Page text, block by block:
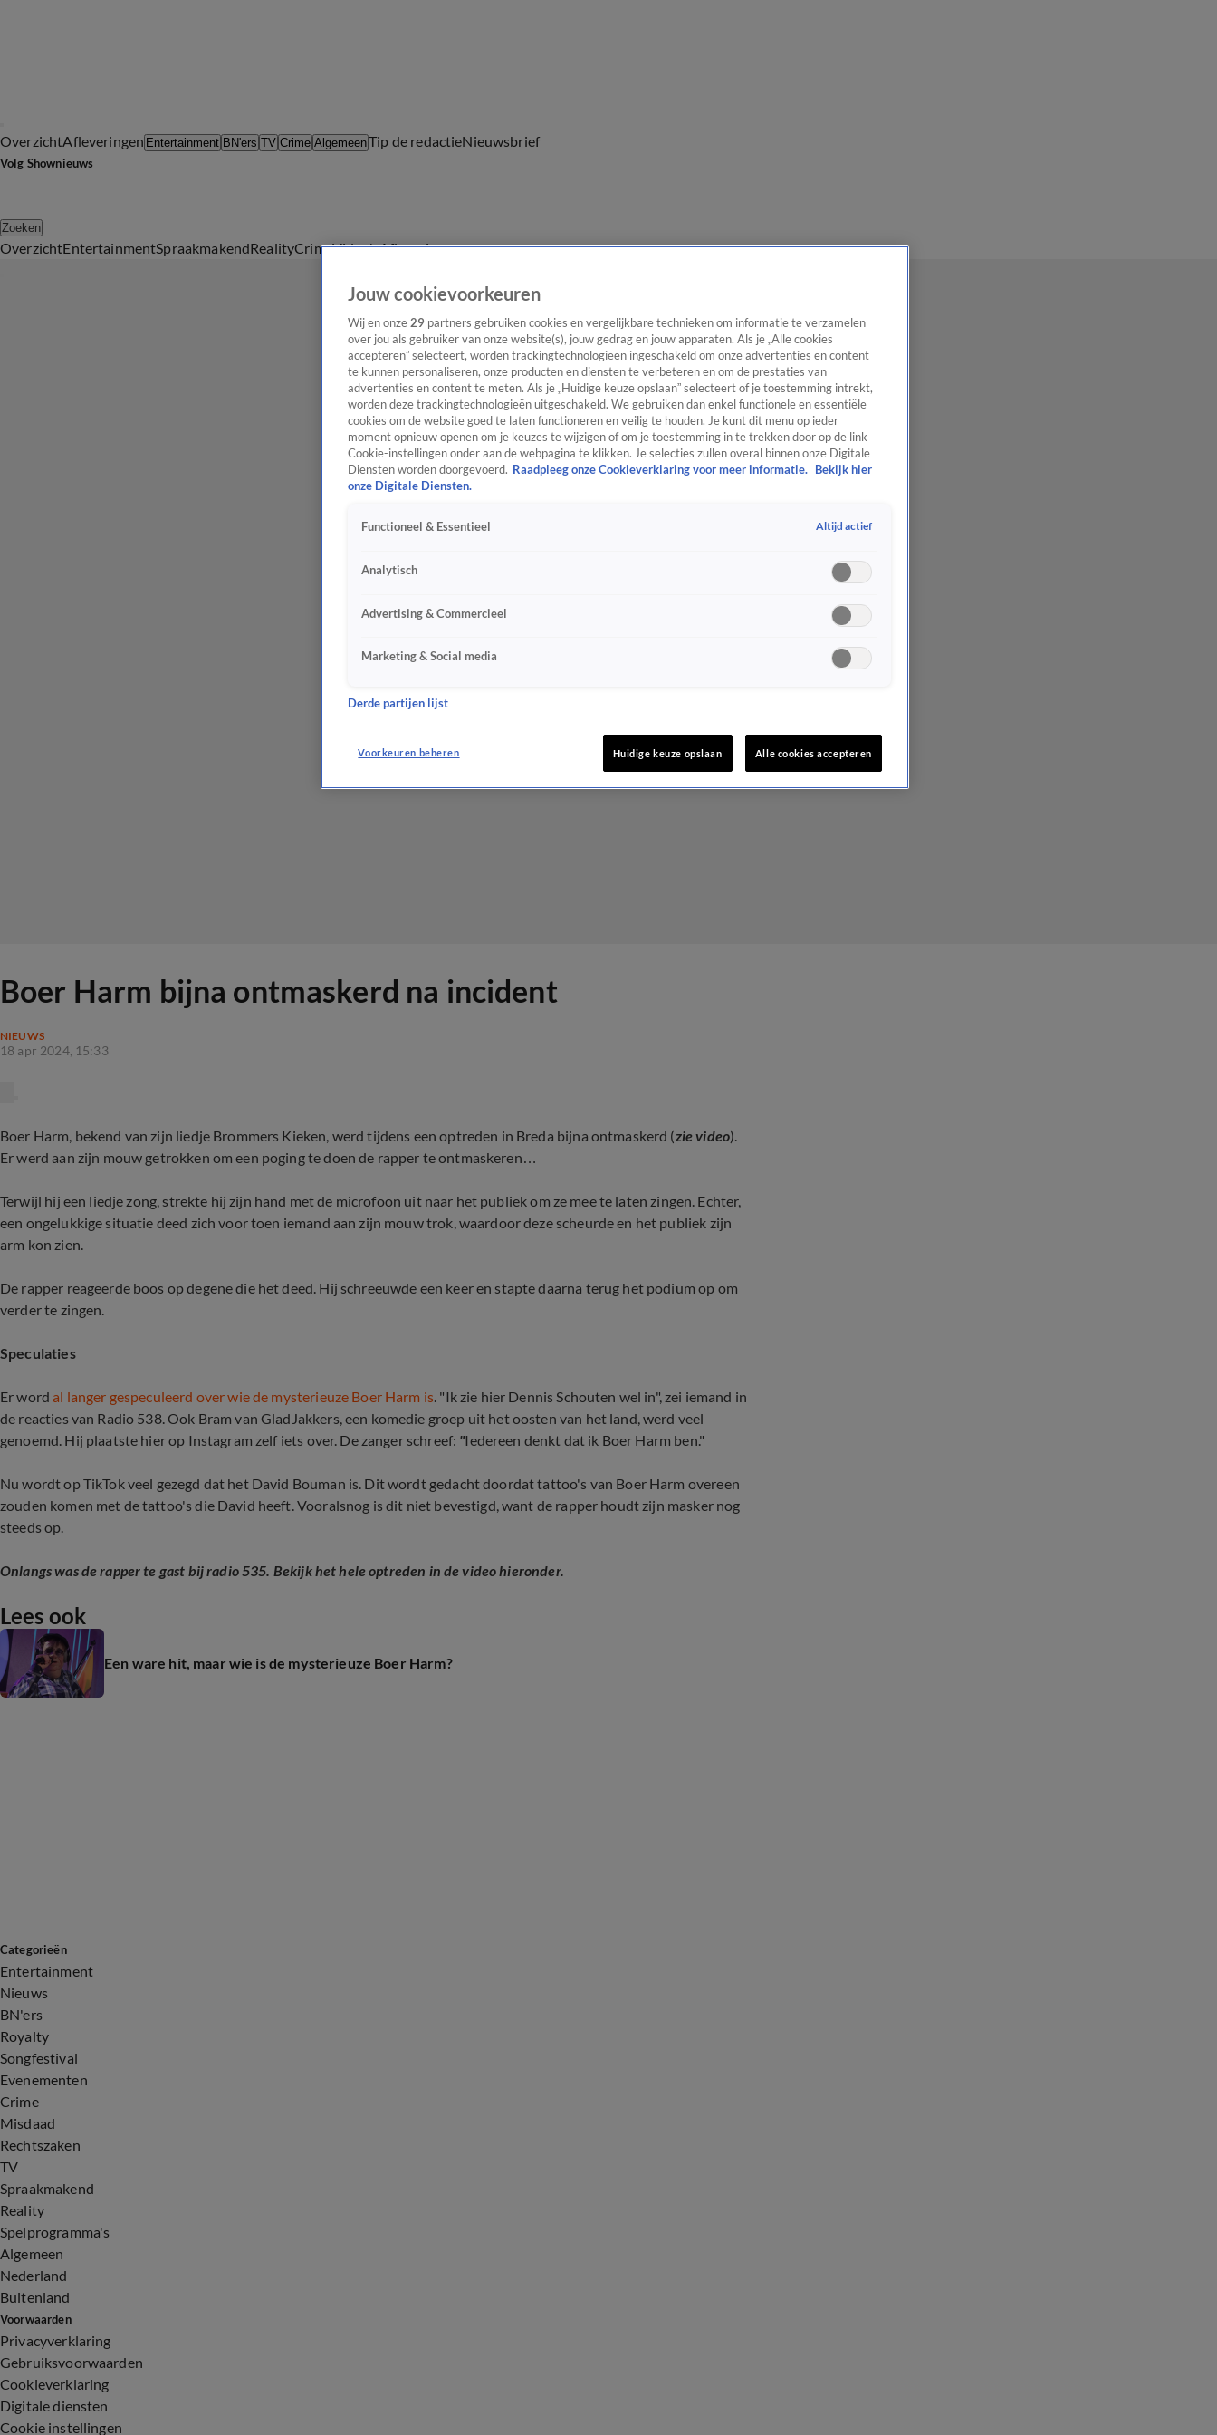
OverzichtAfleveringen Entertainment BN'ers TV Crime AlgemeenTip de redactieNieuwsbrief
Volg Shownieuws
Zoeken
OverzichtEntertainmentSpraakmakendRealityCrimeVideo'sAfleveringen
Boer Harm bijna ontmaskerd na incident
NIEUWS
18 apr 2024, 15:33
Boer Harm, bekend van zijn liedje Brommers Kieken, werd tijdens een optreden in Breda bijna ontmaskerd (zie video).
Er werd aan zijn mouw getrokken om een poging te doen de rapper teontmaskeren…
Terwijl hij een liedje zong, strekte hij zijn hand met de microfoon uit naar het publiek om ze mee te laten zingen. Echter,
een ongelukkige situatie deed zich voor toen iemand aan zijn mouw trok, waardoor deze scheurde en het publiek zijn
arm kon zien.
De rapper reageerde boos op degene die het deed. Hij schreeuwde een keer en stapte daarna terug het podium op om
verder te zingen.
Speculaties
Er wordal langer gespeculeerd over wie de mysterieuze Boer Harm is. "Ik zie hier Dennis Schouten wel in", zei iemand in
de reacties van Radio 538. Ook Bram van GladJakkers, een komedie groep uit het oosten van het land, werd veel
genoemd. Hij plaatste hier op Instagram zelf iets over. De zanger schreef: "Iedereen denkt dat ik Boer Harm ben."
Nu wordt op TikTok veel gezegd dat het David Bouman is. Dit wordt gedacht doordat tattoo's van Boer Harm overeen
zouden komen met de tattoo's die David heeft. Vooralsnog is dit niet bevestigd, want de rapper houdt zijn masker nog
steeds op.
Onlangs was de rapper te gast bij radio 535. Bekijk het hele optreden in de video hieronder.
Lees ook
Een ware hit, maar wie is de mysterieuze Boer Harm?
Categorieën
Entertainment
Nieuws
BN'ers
Royalty
Songfestival
Evenementen
Crime
Misdaad
Rechtszaken
TV
Spraakmakend
Reality
Spelprogramma's
Algemeen
Nederland
Buitenland
Voorwaarden
Privacyverklaring
Gebruiksvoorwaarden
Cookieverklaring
Digitale diensten
Cookie instellingen
Jouw cookievoorkeuren
Wij en onze 29 partners gebruiken cookies en vergelijkbare technieken om informatie te verzamelen
over jou als gebruiker van onze website(s), jouw gedrag en jouw apparaten. Als je „Alle cookies
accepteren” selecteert, worden trackingtechnologieën ingeschakeld om onze advertenties en content
te kunnen personaliseren, onze producten en diensten te verbeteren en om de prestaties van
advertenties en content te meten. Als je „Huidige keuze opslaan” selecteert of je toestemming intrekt,
worden deze trackingtechnologieën uitgeschakeld. We gebruiken dan enkel functionele en essentiële
cookies om de website goed te laten functioneren en veilig te houden. Je kunt dit menu op ieder
moment opnieuw openen om je keuzes te wijzigen of om je toestemming in te trekken door op de link
Cookie-instellingen onder aan de webpagina te klikken. Je selecties zullen overal binnen onze Digitale
Diensten worden doorgevoerd. Raadpleeg onze Cookieverklaring voor meer informatie.
Bekijk hier
onze Digitale Diensten.
Functioneel & Essentieel Altijd actief
Analytisch
Advertising & Commercieel
Marketing & Social media
Derde partijen lijst
Voorkeuren beheren Huidige keuze opslaan Alle cookies accepteren